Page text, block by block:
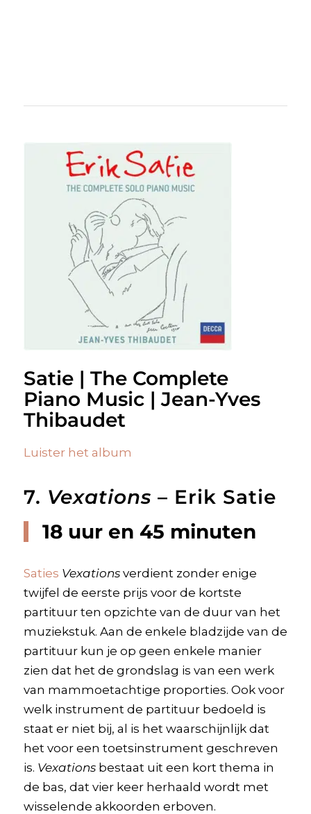
Satie | The Complete
Piano Music | Jean-Yves
Thibaudet
Luister het album
7. Vexations – Erik Satie
18 uur en 45 minuten
Saties Vexationsverdient zonder enige
twijfel de eerste prijs voor de kortste
partituur ten opzichte van de duur van het
muziekstuk. Aan de enkele bladzijde van de
partituur kun je op geen enkele manier
zien dat het de grondslag is van een werk
van mammoetachtige proporties. Ook voor
welk instrument de partituur bedoeld is
staat er niet bij, al is het waarschijnlijk dat
het voor een toetsinstrument geschreven
is. Vexationsbestaat uit een kort thema in
de bas, dat vier keer herhaald wordt met
wisselende akkoorden erboven.